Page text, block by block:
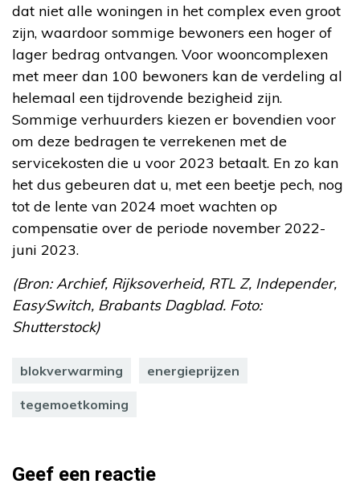
dat niet alle woningen in het complex even groot
zijn, waardoor sommige bewoners een hoger of
lager bedrag ontvangen. Voor wooncomplexen
met meer dan 100 bewoners kan de verdeling al
helemaal een tijdrovende bezigheid zijn.
Sommige verhuurders kiezen er bovendien voor
om deze bedragen te verrekenen met de
servicekosten die u voor 2023 betaalt. En zo kan
het dus gebeuren dat u, met een beetje pech, nog
tot de lente van 2024 moet wachten op
compensatie over de periode november 2022-
juni 2023.
(Bron: Archief, Rijksoverheid, RTL Z, Independer,
EasySwitch, Brabants Dagblad. Foto:
Shutterstock)
blokverwarming energieprijzen
tegemoetkoming
Geef een reactie